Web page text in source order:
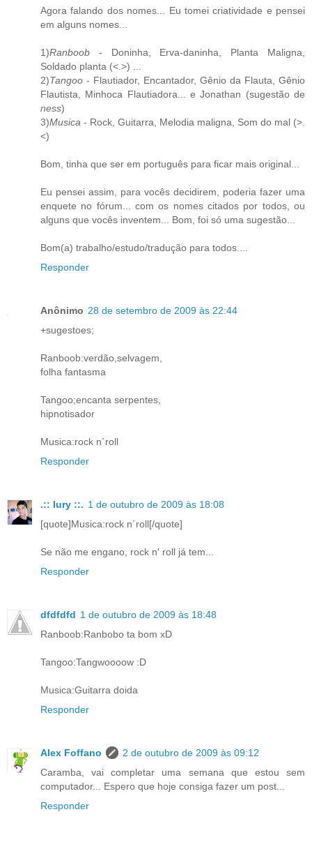
Agora falando dos nomes... Eu tomei criatividade e pensei
em alguns nomes...
1)Ranboob - Doninha, Erva-daninha, Planta Maligna,
Soldado planta (<.>) ...
2)Tangoo - Flautiador, Encantador, Gênio da Flauta, Gênio
Flautista, Minhoca Flautiadora... e Jonathan (sugestão de
ness)
3)Musica - Rock, Guitarra, Melodia maligna, Som do mal (>.
<)
Bom, tinha que ser em português para ficar mais original...
Eu pensei assim, para vocês decidirem, poderia fazer uma
enquete no fórum... com os nomes citados por todos, ou
alguns que vocês inventem... Bom, foi só uma sugestão...
Bom(a) trabalho/estudo/tradução para todos....
Responder
Anônimo 28 de setembro de 2009 às 22:44
+sugestoes;
Ranboob:verdão,selvagem,
folha fantasma
Tangoo;encanta serpentes,
hipnotisador
Musica:rock n´roll
Responder
.:: Iury ::. 1 de outubro de 2009 às 18:08
[quote]Musica:rock n´roll[/quote]
Se não me engano, rock n' roll já tem...
Responder
dfdfdfd 1 de outubro de 2009 às 18:48
Ranboob:Ranbobo ta bom xD
Tangoo:Tangwoooow :D
Musica:Guitarra doida
Responder
Alex Foffano
2 de outubro de 2009 às 09:12
Caramba, vai completar uma semana que estou sem
computador... Espero que hoje consiga fazer um post...
Responder